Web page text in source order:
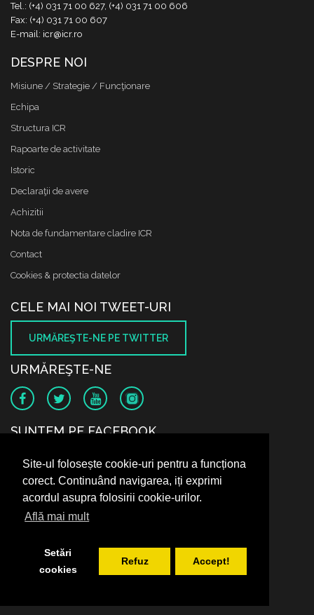
Site-ul folosește cookie-uri pentru a funcționa
corect. Continuând navigarea, iți exprimi
acordul asupra folosirii cookie-urilor.
Află mai mult
Setări
cookies
Refuz Accept!
Tel.: (+4) 031 71 00 627, (+4) 031 71 00 606
Fax: (+4) 031 71 00 607
E-mail: icr@icr.ro
DESPRE NOI
Misiune / Strategie / Funcţionare
Echipa
Structura ICR
Rapoarte de activitate
Istoric
Declaraţii de avere
Achizitii
Nota de fundamentare cladire ICR
Contact
Cookies & protectia datelor
CELE MAI NOI TWEET-URI
URMĂREŞTE-NE PE TWITTER
URMĂREŞTE-NE
SUNTEM PE FACEBOOK